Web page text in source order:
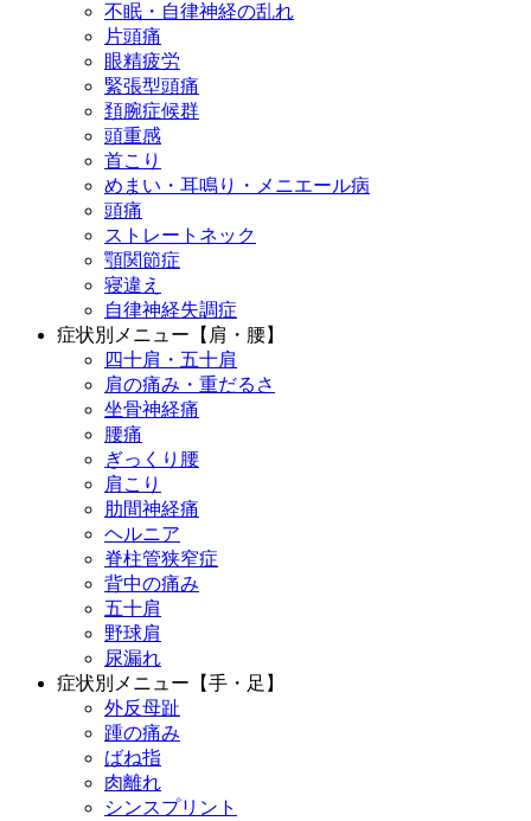
不眠・自律神経の乱れ
片頭痛
眼精疲労
緊張型頭痛
頚腕症候群
頭重感
首こり
めまい・耳鳴り・メニエール病
頭痛
ストレートネック
顎関節症
寝違え
自律神経失調症
症状別メニュー【肩・腰】
四十肩・五十肩
肩の痛み・重だるさ
坐骨神経痛
腰痛
ぎっくり腰
肩こり
肋間神経痛
ヘルニア
脊柱管狭窄症
背中の痛み
五十肩
野球肩
尿漏れ
症状別メニュー【手・足】
外反母趾
踵の痛み
ばね指
肉離れ
シンスプリント